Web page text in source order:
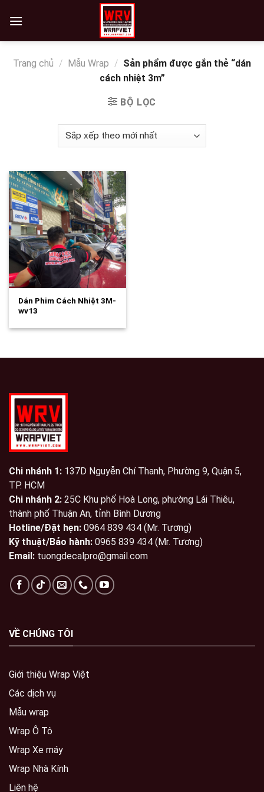
Trang chủ / Mẫu Wrap / Sản phẩm được gắn thẻ “dán
cách nhiệt 3m”
BỘ LỌC
Dán Phim Cách Nhiệt 3M-
wv13
Chi nhánh 1: 137D Nguyễn Chí Thanh, Phường 9, Quận 5,
TP. HCM
Chi nhánh 2: 25C Khu phố Hoà Long, phường Lái Thiêu,
thành phố Thuận An, tỉnh Bình Dương
Hotline/Đặt hẹn: 0964 839 434 (Mr. Tương)
Kỹ thuật/Bảo hành: 0965 839 434 (Mr. Tương)
Email: tuongdecalpro@gmail.com
VỀ CHÚNG TÔI
Giới thiệu Wrap Việt
Các dịch vụ
Mẫu wrap
Wrap Ô Tô
Wrap Xe máy
Wrap Nhà Kính
Liên hệ